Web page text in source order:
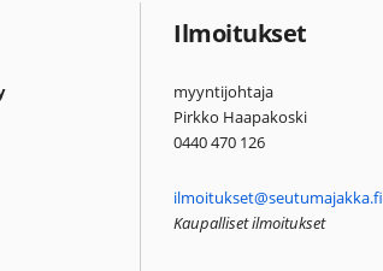
Ilmoitukset
myyntijohtaja
Pirkko Haapakoski
0440 470 126
ilmoitukset@seutumajakka.fi
Kaupalliset ilmoitukset